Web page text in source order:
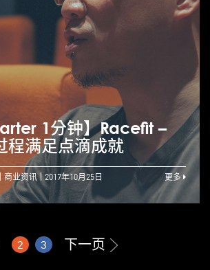
1分钟】Racefit –
程满足点滴成就
商业资讯 2017年10月25日 更多
2 3 下一页